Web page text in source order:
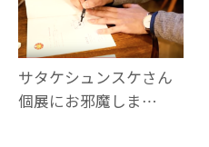
サタケシュンスケさん
個展にお邪魔しま…